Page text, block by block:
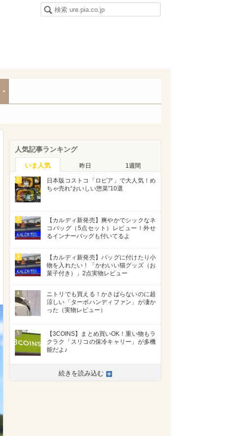
人気記事ランキング
いま人気 昨日 1週間
1
日本版コストコ「ロピア」で大人気！め
ちゃ売れ“おいしい惣菜”10選
2
【カルディ新発売】爽やかでシックなネ
コバッグ（5点セット）レビュー！外せ
るインナーバッグも付いてるよ
3
【カルディ新発売】バッグに付けたり小
物を入れたい！「かわいい猫グッズ（お
菓子付き）」2点実物レビュー
4
ニトリでも買える！かさばらないのに超
涼しい「ターボハンディファン」が凄か
った（実物レビュー）
5
【3COINS】まとめ買いOK！重い物もラ
クラク「スリコの保冷キャリー」が多機
能だよ♪
続きを読み込む